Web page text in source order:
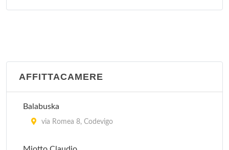
AFFITTACAMERE
Balabuska
via Romea 8, Codevigo